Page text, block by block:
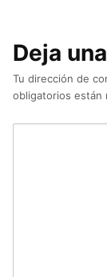
Deja
Tu dirección de
obligatorios están